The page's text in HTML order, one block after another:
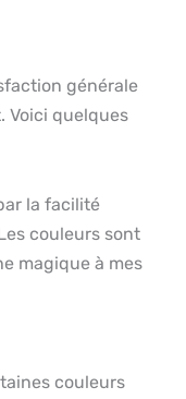
générale
Voici quelques
la facilité
couleurs sont
magique à mes
couleurs